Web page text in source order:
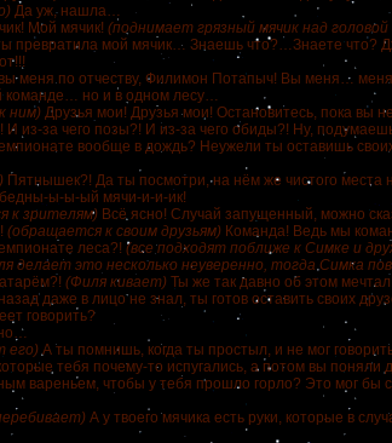
Да уж, нашла…
Мой мячик! (поднимает грязный мячик над
превратила мой мячик… Знаешь что?…Знаете
меня по отчеству, Филимон Потапыч! Вы меня…
команде… но и в одном лесу…
ним) Друзья мои! Друзья мои! Остановитесь, пока вы
И из-за чего позы?! И из-за чего обиды?! Ну,
вообще в дождь? Неужели ты оставишь
Пятнышек?! Да ты посмотри, на нём же чистого места
ы-ы-ый мячи-и-и-ик!
к зрителям) Всё ясно! Случай запущенный, можно
(обращается к своим друзьям) Команда! Ведь мы
леса?! (все подходят поближе к Симке и
делает это несколько неуверенно, тогда Симка
(Филя кивает) Ты же так давно об этом
даже в лицо не знал, ты готов оставить своих
говорить?
его) А ты помнишь, когда ты простыл, и не мог
тебя почему-то испугались, а потом вы поняли
вареньем, чтобы у тебя прошло горло? Это мог бы
А у твоего мячика есть руки, которые в